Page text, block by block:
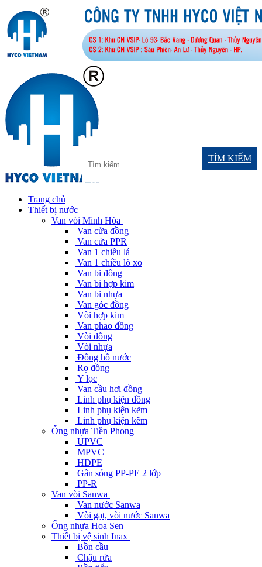
TÌM KIẾM
Trang chủ
Thiết bị nước
Van vòi Minh Hòa
Van cửa đồng
Van cửa PPR
Van 1 chiều lá
Van 1 chiều lò xo
Van bi đồng
Van bi hợp kim
Van bi nhựa
Van góc đồng
Vòi hợp kim
Van phao đồng
Vòi đồng
Vòi nhựa
Đồng hồ nước
Rọ đồng
Y lọc
Van cầu hơi đồng
Linh phụ kiện đồng
Linh phụ kiện kẽm
Linh phụ kiện kẽm
Ống nhựa Tiền Phong
UPVC
MPVC
HDPE
Gân sóng PP-PE 2 lớp
PP-R
Van vòi Sanwa
Van nước Sanwa
Vòi gạt, vòi nước Sanwa
Ống nhựa Hoa Sen
Thiết bị vệ sinh Inax
Bồn cầu
Chậu rửa